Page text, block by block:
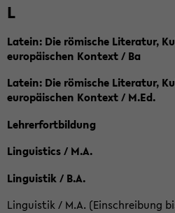
L
Latein: Die römische Literatur,
europäischen Kontext / Ba
Latein: Die römische Literatur,
europäischen Kontext / M.Ed.
Lehrerfortbildung
Linguistics / M.A.
Linguistik / B.A.
Linguistik / M.A. (Einschreibung